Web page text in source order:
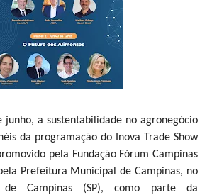
junho, a sustentabilidade no agronegócio
da programação do Inova Trade Show
pela Fundação Fórum Campinas
Prefeitura Municipal de Campinas, no
de Campinas (SP), como parte da